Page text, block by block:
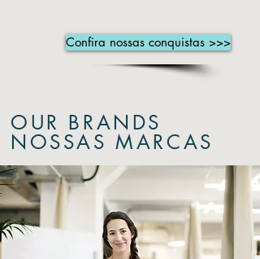
Confira nossas conquistas >>>
OUR BRANDS
NOSSAS MARCAS